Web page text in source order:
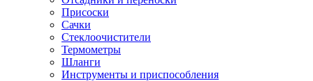
Присоски
Сачки
Стеклоочистители
Термометры
Шланги
Инструменты и приспособления